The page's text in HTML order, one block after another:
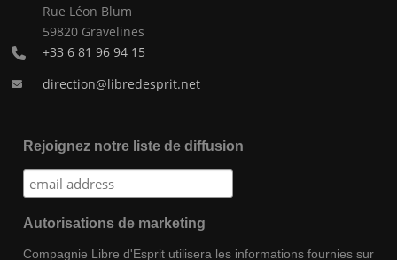
Rue Léon Blum
59820 Gravelines
+33 6 81 96 94 15
direction@libredesprit.net
Rejoignez notre liste de diffusion
Autorisations de marketing
Compagnie Libre d'Esprit utilisera les informations fournies sur